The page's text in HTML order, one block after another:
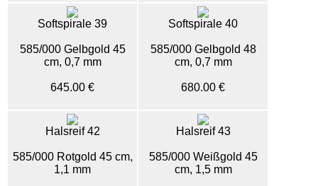
Softspirale 39
585/000 Gelbgold 45
cm, 0,7 mm
645.00 €
Softspirale 40
585/000 Gelbgold 48
cm, 0,7 mm
680.00 €
Halsreif 42
585/000 Rotgold 45 cm,
1,1 mm
Halsreif 43
585/000 Weißgold 45
cm, 1,5 mm